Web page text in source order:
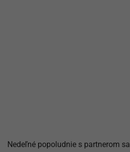
Nedeľné popoludnie s partnerom